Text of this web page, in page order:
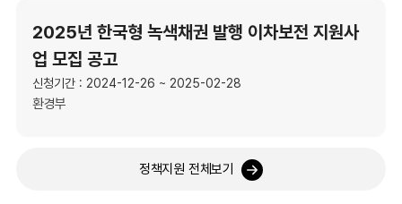
2025년 한국형 녹색채권 발행 이차보전 지원사
업 모집 공고
신청기간 : 2024-12-26 ~ 2025-02-28
환경부
정책지원 전체보기